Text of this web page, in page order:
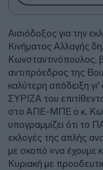
Αισιόδοξος για την
Κινήματος Αλλαγής
Κωνσταντινόπουλος,
αντιπρόεδρος της
καλύτερη απόδειξη γι'
ΣΥΡΙΖΑ του
στο ΑΠΕ-ΜΠΕ ο κ.
υπογραμμίζει ότι το
εκλογές της απλής
με σκοπό «να έχουμε
Κυριακή με